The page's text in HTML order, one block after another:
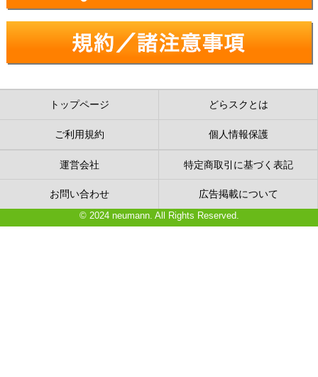
トップページ どらスクとは
ご利用規約 個人情報保護
運営会社 特定商取引に基づく表記
お問い合わせ 広告掲載について
© 2024 neumann. All Rights Reserved.